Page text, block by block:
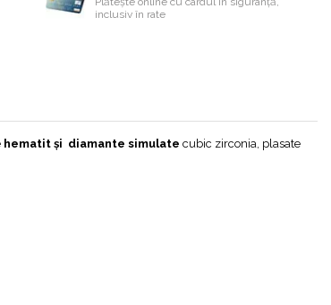
inclusiv în rate
hematit și diamante simulate cubic zirconia, plasate